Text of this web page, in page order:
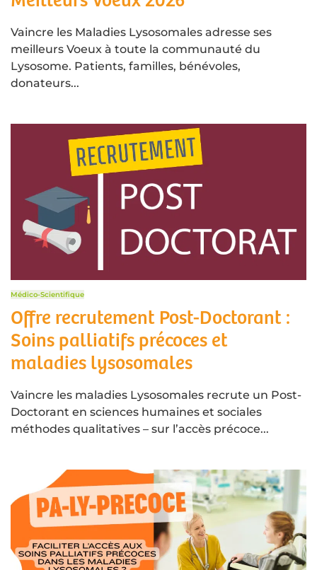
Vaincre les Maladies Lysosomales adresse ses
meilleurs Voeux à toute la communauté du
Lysosome. Patients, familles, bénévoles,
donateurs...
Médico-Scientifique
Offre recrutement Post-Doctorant :
Soins palliatifs précoces et
maladies lysosomales
Vaincre les maladies Lysosomales recrute un Post-
Doctorant en sciences humaines et sociales
méthodes qualitatives – sur l’accès précoce...